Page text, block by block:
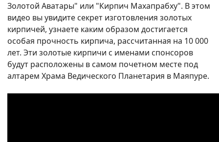
Золотой Аватары" или "Кирпич Махапрабху". В этом
видео вы увидите секрет изготовления золотых
кирпичей, узнаете каким образом достигается
особая прочность кирпича, рассчитанная на 10 000
лет. Эти золотые кирпичи с именами спонсоров
будут расположены в самом почетном месте под
алтарем Храма Ведического Планетария в Маяпуре.